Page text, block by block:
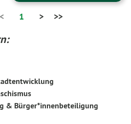
< 1 > >>
& Bürger*innenbeteiligung